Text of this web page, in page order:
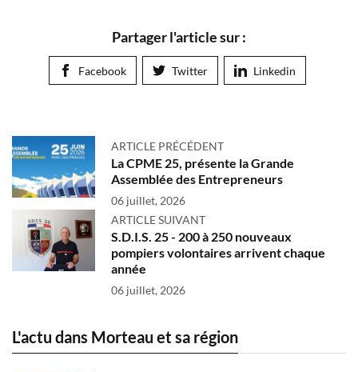
Partager l'article sur :
Facebook Twitter Linkedin
ARTICLE PRÉCÉDENT
La CPME 25, présente la Grande
Assemblée des Entrepreneurs
06 juillet, 2026
ARTICLE SUIVANT
S.D.I.S. 25 - 200 à 250 nouveaux
pompiers volontaires arrivent chaque
année
06 juillet, 2026
L'actu dans Morteau et sa région